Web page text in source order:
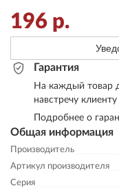
Общая информация
Производитель
Артикул производителя
Серия
196 р.
Гарантия
На каждый товар
навстречу
Подробнее о